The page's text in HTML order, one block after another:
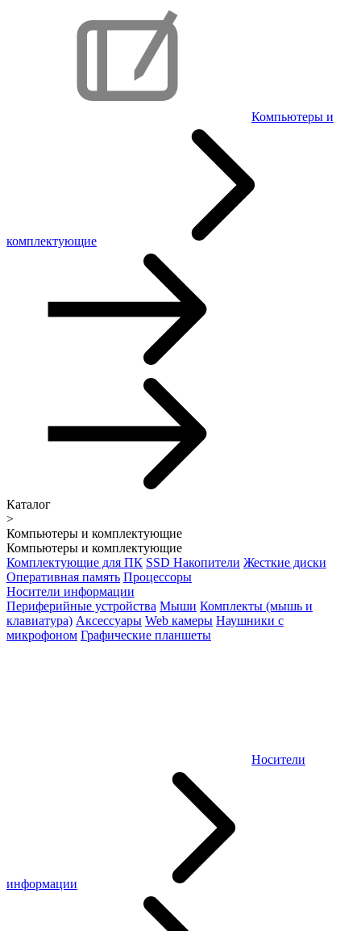
Компьютеры и
комплектующие
Каталог
>
Компьютеры и комплектующие
Компьютеры и комплектующие
Комплектующие для ПК SSD Накопители Жесткие диски
Оперативная память Процессоры
Носители информации
Периферийные устройства Мыши Комплекты (мышь и
клавиатура) Аксессуары Web камеры Наушники с
микрофоном Графические планшеты
Носители
информации